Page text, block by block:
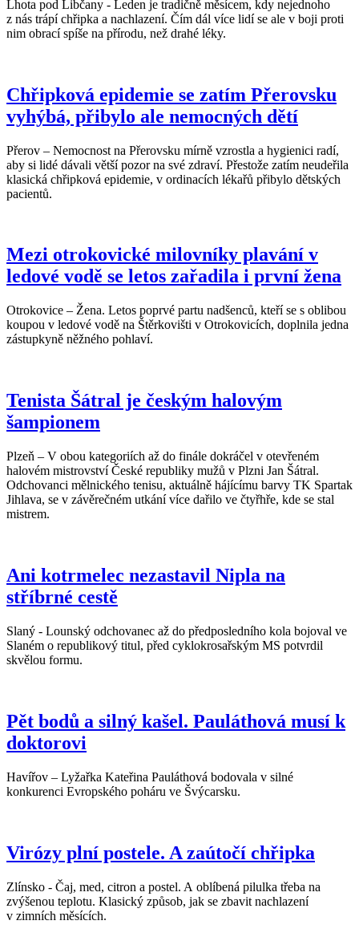
Lhota pod Libčany - Leden je tradičně měsícem, kdy nejednoho
z nás trápí chřipka a nachlazení. Čím dál více lidí se ale v boji proti
nim obrací spíše na přírodu, než drahé léky.
Chřipková epidemie se zatím Přerovsku
vyhýbá, přibylo ale nemocných dětí
Přerov – Nemocnost na Přerovsku mírně vzrostla a hygienici radí,
aby si lidé dávali větší pozor na své zdraví. Přestože zatím neudeřila
klasická chřipková epidemie, v ordinacích lékařů přibylo dětských
pacientů.
Mezi otrokovické milovníky plavání v
ledové vodě se letos zařadila i první žena
Otrokovice – Žena. Letos poprvé partu nadšenců, kteří se s oblibou
koupou v ledové vodě na Štěrkovišti v Otrokovicích, doplnila jedna
zástupkyně něžného pohlaví.
Tenista Šátral je českým halovým
šampionem
Plzeň – V obou kategoriích až do finále dokráčel v otevřeném
halovém mistrovství České republiky mužů v Plzni Jan Šátral.
Odchovanci mělnického tenisu, aktuálně hájícímu barvy TK Spartak
Jihlava, se v závěrečném utkání více dařilo ve čtyřhře, kde se stal
mistrem.
Ani kotrmelec nezastavil Nipla na
stříbrné cestě
Slaný - Lounský odchovanec až do předposledního kola bojoval ve
Slaném o republikový titul, před cyklokrosařským MS potvrdil
skvělou formu.
Pět bodů a silný kašel. Pauláthová musí k
doktorovi
Havířov – Lyžařka Kateřina Pauláthová bodovala v silné
konkurenci Evropského poháru ve Švýcarsku.
Virózy plní postele. A zaútočí chřipka
Zlínsko - Čaj, med, citron a postel. A oblíbená pilulka třeba na
zvýšenou teplotu. Klasický způsob, jak se zbavit nachlazení
v zimních měsících.